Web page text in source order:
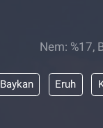
Nem: %17,
Baykan Eruh